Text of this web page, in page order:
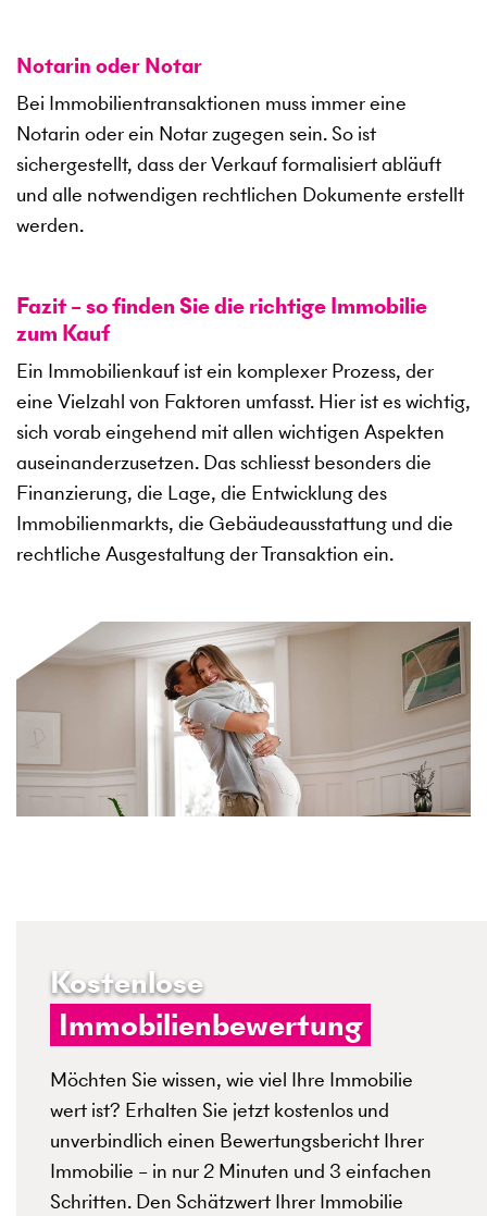
Notarin oder Notar
Bei Immobilientransaktionen muss immer eine
Notarin oder ein Notar zugegen sein. So ist
sichergestellt, dass der Verkauf formalisiert abläuft
und alle notwendigen rechtlichen Dokumente erstellt
werden.
Fazit – so finden Sie die richtige Immobilie
zum Kauf
Ein Immobilienkauf ist ein komplexer Prozess, der
eine Vielzahl von Faktoren umfasst. Hier ist es wichtig,
sich vorab eingehend mit allen wichtigen Aspekten
auseinanderzusetzen. Das schliesst besonders die
Finanzierung, die Lage, die Entwicklung des
Immobilienmarkts, die Gebäudeausstattung und die
rechtliche Ausgestaltung der Transaktion ein.
Kostenlose
Immobilienbewertung
Möchten Sie wissen, wie viel Ihre Immobilie
wert ist? Erhalten Sie jetzt kostenlos und
unverbindlich einen Bewertungsbericht Ihrer
Immobilie – in nur 2 Minuten und 3 einfachen
Schritten. Den Schätzwert Ihrer Immobilie